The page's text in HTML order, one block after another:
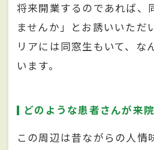
将来開業するのであれば、
ませんか」とお誘いいただ
リアには同窓生もいて、な
います。
どのような患者さんが来
この周辺は昔ながらの人情